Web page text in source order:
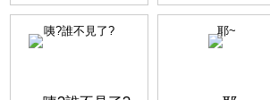
咦?誰不見了? 耶~